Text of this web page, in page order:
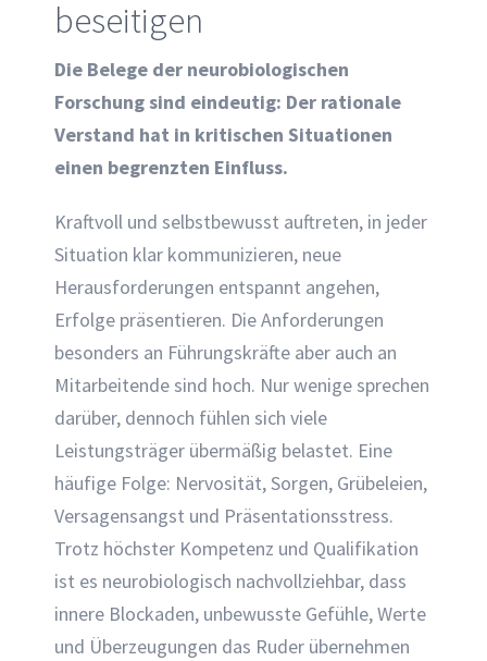
beseitigen
Die Belege der neurobiologischen
Forschung sind eindeutig: Der rationale
Verstand hat in kritischen Situationen
einen begrenzten Einfluss.
Kraftvoll und selbstbewusst auftreten, in jeder
Situation klar kommunizieren, neue
Herausforderungen entspannt angehen,
Erfolge präsentieren. Die Anforderungen
besonders an Führungskräfte aber auch an
Mitarbeitende sind hoch. Nur wenige sprechen
darüber, dennoch fühlen sich viele
Leistungsträger übermäßig belastet. Eine
häufige Folge: Nervosität, Sorgen, Grübeleien,
Versagensangst und Präsentationsstress.
Trotz höchster Kompetenz und Qualifikation
ist es neurobiologisch nachvollziehbar, dass
innere Blockaden, unbewusste Gefühle, Werte
und Überzeugungen das Ruder übernehmen